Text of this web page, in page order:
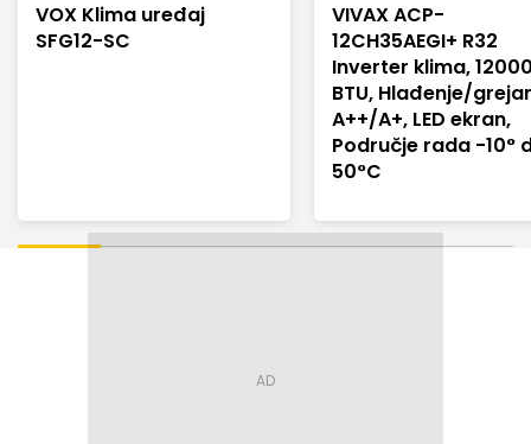
VOX Klima uređaj
SFG12-SC
VIVAX ACP-
12CH35AEGI+ R32
Inverter klima,
BTU, Hlađenje/
A++/A+, LED ekran,
Područje rada -10°
50°C